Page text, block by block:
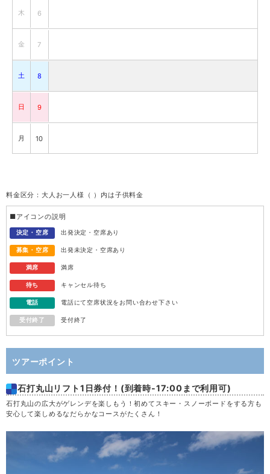
木 6
金 7
土 8
日 9
月 10
12
木 13
金 14
日 16
月 17
火 18
料金区分：大人お一人様（ ）内は子供料金
■アイコンの説明
決定・空席 出発決定・空席あり
募集・空席 出発未決定・空席あり
満席 満席
待ち キャンセル待ち
電話 電話にて空席状況をお問い合わせ下さい
受付終了 受付終了
ツアーポイント
石打丸山リフト1日券付！(到着時-17:00まで利用可)
石打丸山の広大がゲレンデを楽しもう！初めてスキー・スノーボードをする方も
安心して楽しめるなだらかなコースがたくさん！